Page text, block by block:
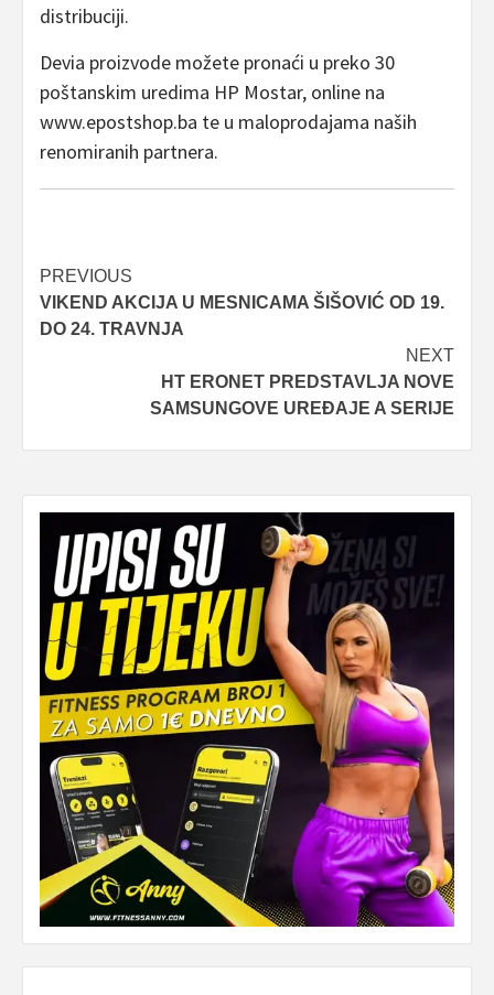
distribuciji.
Devia proizvode možete pronaći u preko 30
poštanskim uredima HP Mostar, online na
www.epostshop.ba te u maloprodajama naših
renomiranih partnera.
Post
navigation
PREVIOUS
VIKEND AKCIJA U MESNICAMA ŠIŠOVIĆ OD 19.
DO 24. TRAVNJA
NEXT
HT ERONET PREDSTAVLJA NOVE
SAMSUNGOVE UREĐAJE A SERIJE